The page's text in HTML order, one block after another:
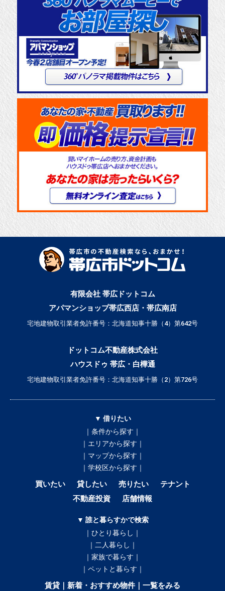
有限会社 帯広ドットコム
アパマンショップ帯広西店・帯広南店
宅地建物取引業者免許番号：北海道知事十勝（4）第642号
ドットコム不動産株式会社
ハウスドゥ 帯広・白樺通
宅地建物取引業者免許番号：北海道知事十勝（2）第726号
▼ 借りたい
｜条件から探す｜
｜エリアから探す｜
｜マップから探す｜
｜学校区から探す｜
買いたい 貸したい 売りたい
テナント
不動産投資
店舗情報
▼ 誰と暮らすかで検索
｜ひとり暮らし｜
｜二人暮らし｜
｜家族で暮らす｜
｜ペットと暮らす｜
賃貸｜新着・おすすめ物件｜一覧をみる